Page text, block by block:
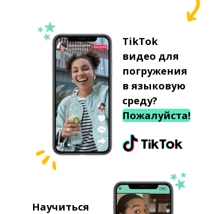
TikTok
видео для
погружения
в языковую
среду?
Пожалуйста!
Научиться